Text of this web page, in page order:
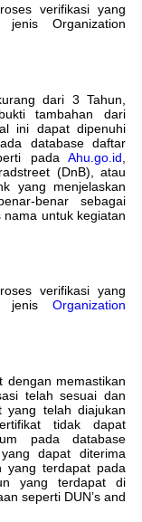
verifikasi yang
Organization
dari 3 Tahun,
tambahan dari
ini dapat dipenuhi
database daftar
pada Ahu.go.id
(DnB), atau
yang menjelaskan
benar sebagai
untuk kegiatan
verifikasi yang
jenis Organization
dengan memastikan
telah sesuai dan
yang telah diajukan
tidak dapat
pada database
dapat diterima
yang terdapat pada
yang terdapat di
seperti DUN’s and